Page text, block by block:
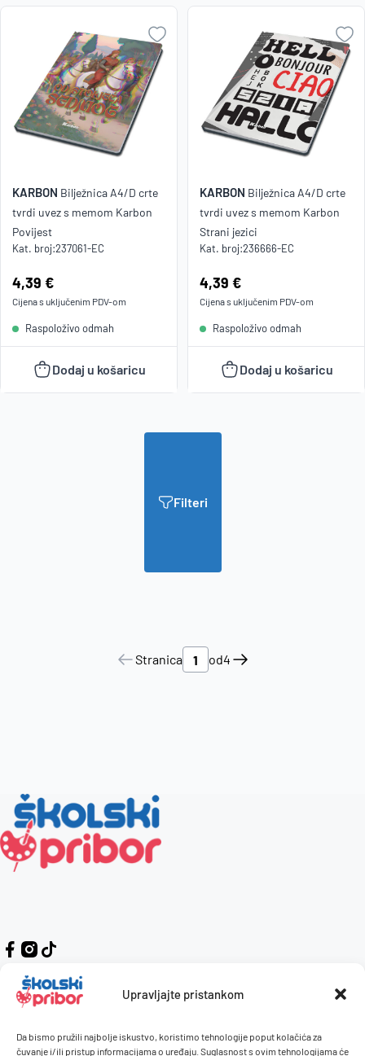
Upravljajte pristankom
Da bismo pružili najbolje iskustvo, koristimo tehnologije poput kolačića za
čuvanje i/ili pristup informacijama o uređaju. Suglasnost s ovim tehnologijama će
KARBON Bilježnica A4/D crte
tvrdi uvez s memom Karbon
Povijest
Kat. broj:237061-EC
Cijena:
4,39 €
Cijena s uključenim PDV-om
Raspoloživo odmah
Dodaj u košaricu
KARBON Bilježnica A4/D crte
tvrdi uvez s memom Karbon
Strani jezici
Kat. broj:236666-EC
Cijena:
4,39 €
Cijena s uključenim PDV-om
Raspoloživo odmah
Dodaj u košaricu
Filteri
Stranica od4
Kontakt Naručivanje i plaćanje